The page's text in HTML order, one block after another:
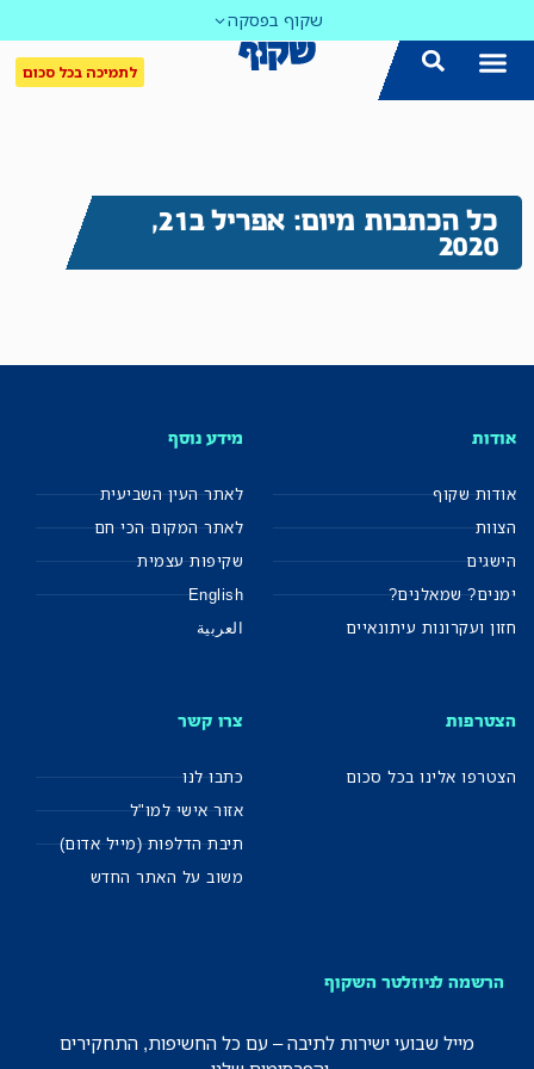
שקוף בפסקה
לתמיכה בכל סכום
כל הכתבות מיום: אפריל ב21,
2020
אודות
אודות שקוף
הצוות
הישגים
ימנים? שמאלנים?
חזון ועקרונות עיתונאיים
מידע נוסף
לאתר העין השביעית
לאתר המקום הכי חם
שקיפות עצמית
English
العربية
הצטרפות
הצטרפו אלינו בכל סכום
צרו קשר
כתבו לנו
אזור אישי למו"ל
תיבת הדלפות (מייל אדום)
משוב על האתר החדש
הרשמה לניוזלטר השקוף
מייל שבועי ישירות לתיבה – עם כל החשיפות, התחקירים